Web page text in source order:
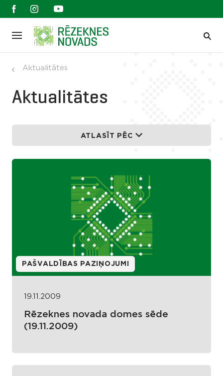
Aktualitātes
Aktualitātes
ATLASĪT PĒC
PAŠVALDĪBAS PAZIŅOJUMI
19.11.2009
Rēzeknes novada domes sēde
(19.11.2009)